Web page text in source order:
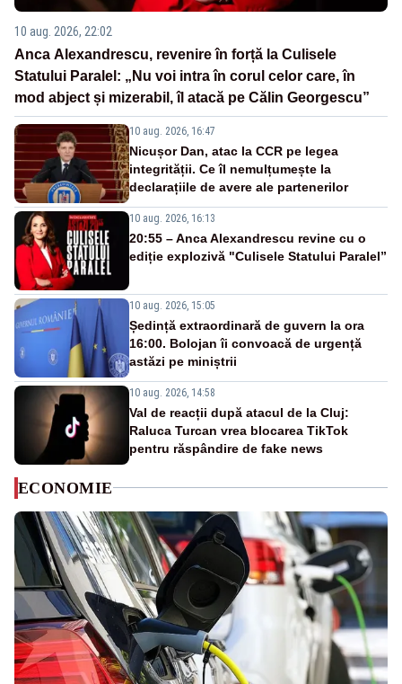
10 aug. 2026, 22:02
Anca Alexandrescu, revenire în forță la Culisele
Statului Paralel: „Nu voi intra în corul celor care, în
mod abject și mizerabil, îl atacă pe Călin Georgescu”
10 aug. 2026, 16:47
Nicușor Dan, atac la CCR pe legea
integrității. Ce îl nemulțumește la
declarațiile de avere ale partenerilor
10 aug. 2026, 16:13
20:55 – Anca Alexandrescu revine cu o
ediție explozivă "Culisele Statului Paralel”
10 aug. 2026, 15:05
Ședință extraordinară de guvern la ora
16:00. Bolojan îi convoacă de urgență
astăzi pe miniștrii
10 aug. 2026, 14:58
Val de reacții după atacul de la Cluj:
Raluca Turcan vrea blocarea TikTok
pentru răspândire de fake news
ECONOMIE